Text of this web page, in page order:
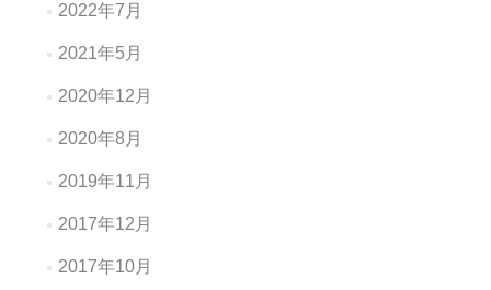
2022年7月
2021年5月
2020年12月
2020年8月
2019年11月
2017年12月
2017年10月